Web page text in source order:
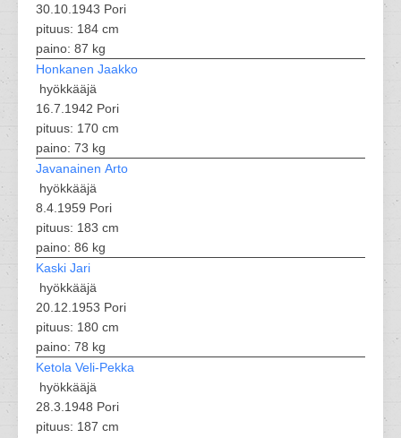
30.10.1943 Pori
pituus: 184 cm
paino: 87 kg
Honkanen Jaakko
hyökkääjä
16.7.1942 Pori
pituus: 170 cm
paino: 73 kg
Javanainen Arto
hyökkääjä
8.4.1959 Pori
pituus: 183 cm
paino: 86 kg
Kaski Jari
hyökkääjä
20.12.1953 Pori
pituus: 180 cm
paino: 78 kg
Ketola Veli-Pekka
hyökkääjä
28.3.1948 Pori
pituus: 187 cm